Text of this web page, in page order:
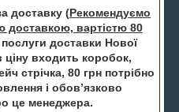
доставку (Рекомендуємо
доставкою, вартістю 80
доставки Нової
входить коробок,
стрічка, 80 грн потрібно
і обов’язково
це менеджера.